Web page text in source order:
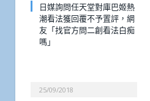
日媒詢問任天堂對庫巴姬熱
潮看法獲回覆不予置評，網
友「找官方問二創看法白痴
嗎」
25/09/2018